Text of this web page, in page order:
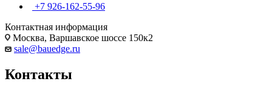
+7 926-162-55-96
Контактная информация
Москва, Варшавское шоссе 150к2
sale@bauedge.ru
Контакты